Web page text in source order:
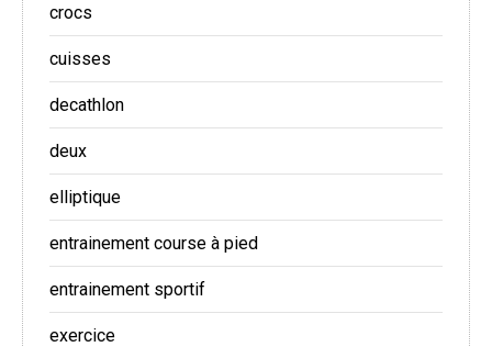
crocs
cuisses
decathlon
deux
elliptique
entrainement course à pied
entrainement sportif
exercice